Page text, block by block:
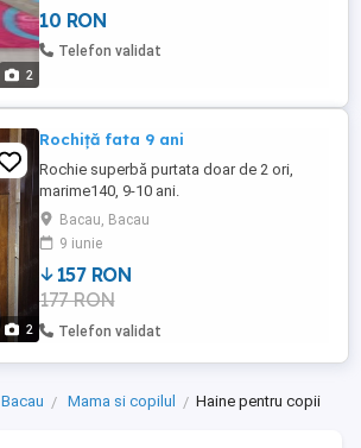
2
10 RON
Telefon validat
2
Rochiță fata 9 ani
Rochie superbă purtata doar de 2 ori,
marime140, 9-10 ani.
Bacau, Bacau
9 iunie
157 RON
177 RON
Telefon validat
Bacau Mama si copilul Haine pentru copii